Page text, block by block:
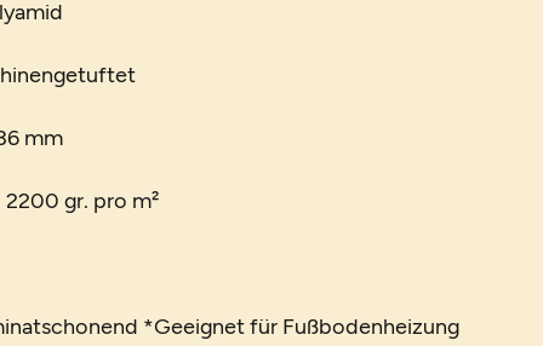
mm
gr. pro m²
*Geeignet für Fußbodenheizung